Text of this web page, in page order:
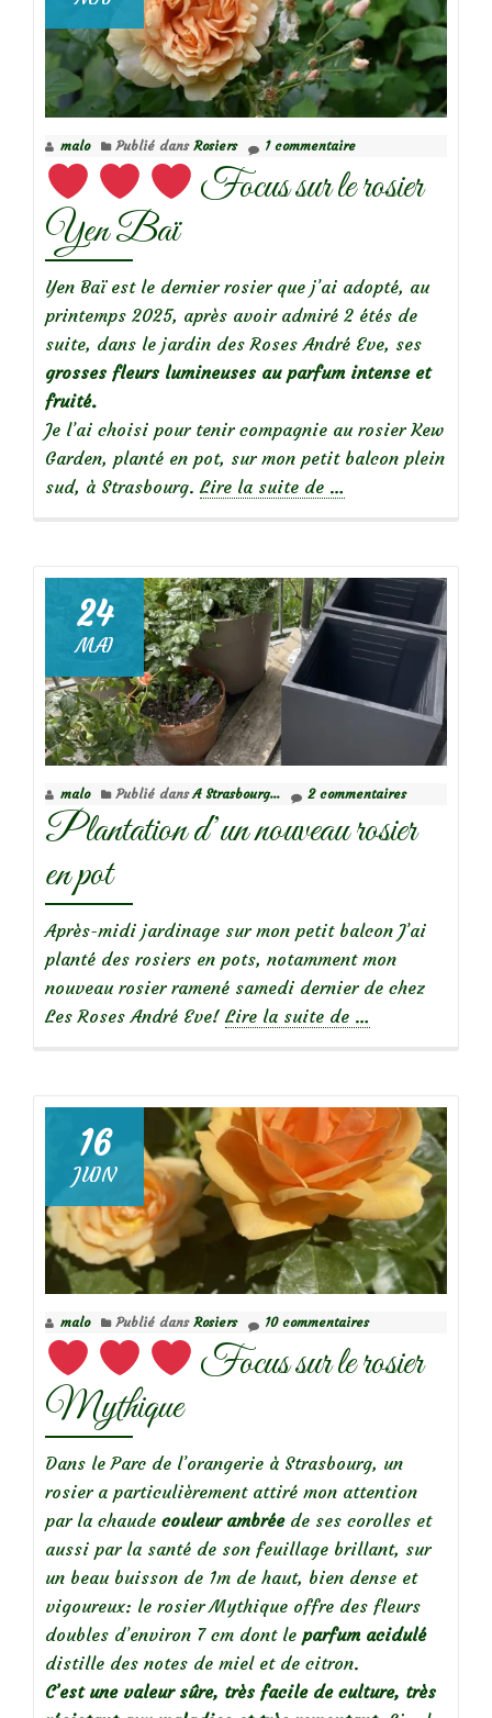
malo Publié dans Rosiers 1 commentaire
Focus sur le rosier
Yen Baï
Yen Baï est le dernier rosier que j’ai adopté, au
printemps 2025, après avoir admiré 2 étés de
suite, dans le jardin des Roses André Eve, ses
grosses fleurs lumineuses au parfum intense et
fruité.
Je l’ai choisi pour tenir compagnie au rosier Kew
Garden, planté en pot, sur mon petit balcon plein
sud, à Strasbourg. Lire la suite de
Focus
Yen
Baï
…
24
MAI
malo Publié dansA Strasbourg... 2 commentaires
Plantation d’un nouveau rosier
en pot
Après-midi jardinage sur mon petit balcon J’ai
planté des rosiers en pots, notamment mon
nouveau rosier ramené samedi dernier de chez
Les Roses André Eve! Lire la suite de
nouveau
rosier
en
pot
…
16
JUIN
malo Publié dans Rosiers 10 commentaires
Focus sur le rosier
Mythique
Dans le Parc de l’orangerie à Strasbourg, un
rosier a particulièrement attiré mon attention
par la chaude couleur ambréede ses corolles et
aussi par la santé de son feuillage brillant, sur
un beau buisson de 1m de haut, bien dense et
vigoureux: le rosier Mythique offre des fleurs
doubles d’environ 7 cm dont le parfum acidulé
distille des notes de miel et de citron.
C’est une valeur sûre, très facile de culture, très